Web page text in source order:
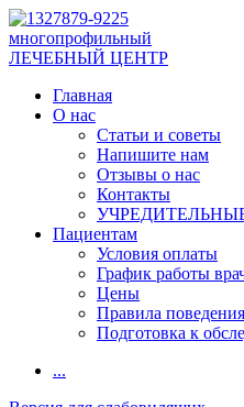
многопрофильный
ЛЕЧЕБНЫЙ ЦЕНТР
Главная
О нас
Статьи и советы
Напишите нам
Отзывы о нас
Контакты
Пациентам
Условия оплаты
График работы
Цены
Правила
Подготовка к
...